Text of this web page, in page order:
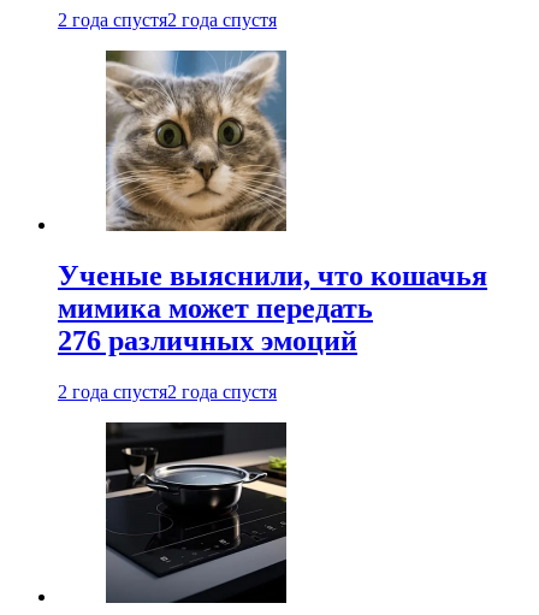
2 года спустя2 года спустя
Ученые выяснили, что кошачья
мимика может передать
276 различных эмоций
2 года спустя2 года спустя